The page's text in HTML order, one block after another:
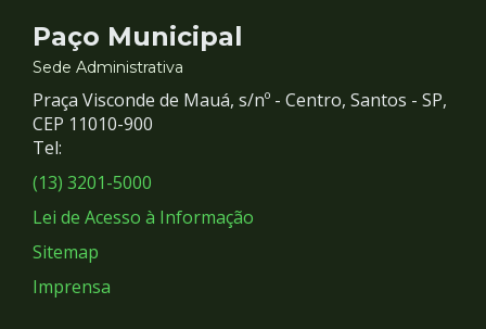
Contato
e
Redes
Sociais
Paço Municipal
Sede Administrativa
Praça Visconde de Mauá, s/nº - Centro, Santos - SP,
CEP 11010-900
Tel:
(13) 3201-5000
Lei de Acesso à Informação
Sitemap
Imprensa